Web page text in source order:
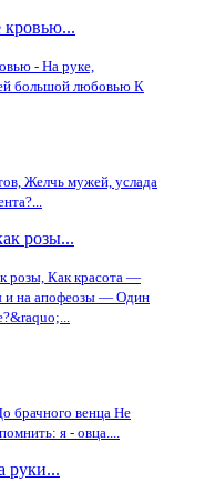
- На руке,
большой любовью К
Желчь мужей, услада
розы...
розы, Как красота —
и на апофеозы — Один
брачного венца Не
я - овца....
руки...